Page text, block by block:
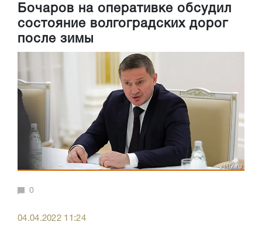
Бочаров на оперативке обсудил
состояние волгоградских дорог
после зимы
0
04.04.2022 11:24